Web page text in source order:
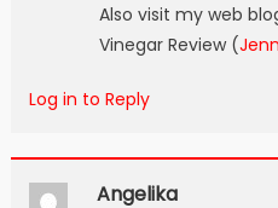
Also visit my web
Vinegar Review (
Log in to Reply
Angelika